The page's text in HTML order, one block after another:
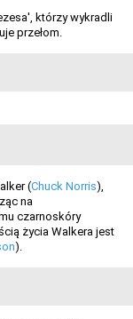
którzy wykradli
przełom.
(Chuck Norris),
na
czarnoskóry
życia Walkera jest
).